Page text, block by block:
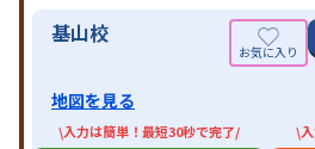
基山校
地図を見る
\入力は簡単！最短30秒で完了/ \